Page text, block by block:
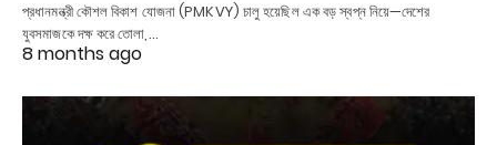
প্রধানমন্ত্রী কৌশল বিকাশ যোজনা (PMKVY) চালু হয়েছিল এক বড় স্বপ্ন নিয়ে—দেশের
যুবসমাজকে দক্ষ করে তোলা,…
8 months ago